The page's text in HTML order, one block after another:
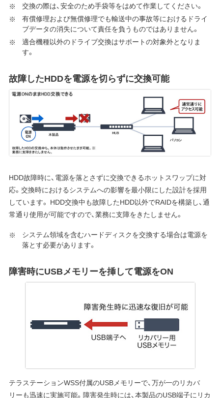
交換の際は、安全のため手袋等をはめて作業してください。
有償修理および無償修理でも輸送中の事故等におけるドライ
ブデータの消失について責任を負うものではありません。
適合機種以外のドライブ交換はサポートの対象外となりま
す。
故障したHDDを電源を切らずに交換可能
HDD故障時に、電源を落とさずに交換できるホットスワップに対
応。交換時におけるシステムへの影響を最小限にした設計を採用
しています。 HDD交換中も故障したHDD以外でRAIDを構築し、通
常通り使用が可能ですので、業務に支障をきたしません。
システム領域を含むハードディスクを交換する場合は電源を
落とす必要があります。
障害時にUSBメモリーを挿して電源をON
テラステーションWSS付属のUSBメモリーで、万が一のリカバ
リーも迅速に実施可能。障害発生時には、本製品のUSB端子にリカ